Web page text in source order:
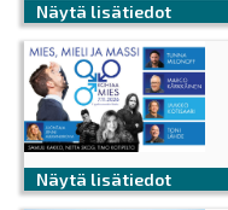
Näytä lisätiedot
Näytä lisätiedot